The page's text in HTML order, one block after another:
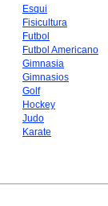
Esqui
Fisicultura
Futbol
Futbol Americano
Gimnasia
Gimnasios
Golf
Hockey
Judo
Karate